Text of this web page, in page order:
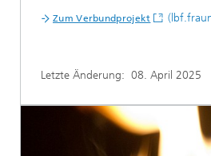
Zum Verbundprojekt
Letzte Änderung: 08. April 2025